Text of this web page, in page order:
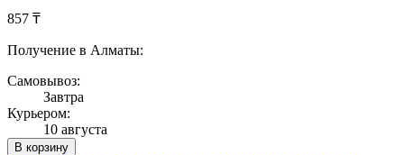
857 ₸
Получение в Алматы:
Самовывоз:
Завтра
Курьером:
10 августа
В корзину